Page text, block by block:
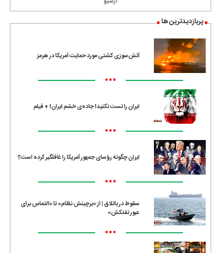
پربازدیدترین ها
آتش‌سوزی کشتی مورد حمایت آمریکا در هرمز
•••
ایران را تست نکنید! جاده‌ی خشم ایران! + فیلم
•••
ایران چگونه رؤسای جمهور آمریکا را غافلگیر کرده است؟
•••
سقوط در باتلاق | از «برچینش نظام» تا «التماس برای
عبور نفتکش»
•••